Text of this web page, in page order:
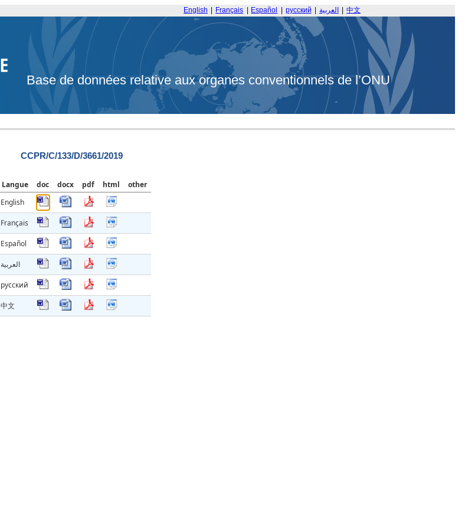
English Français Español русский العربية 中文
Base de données relative aux organes conventionnels de l’ONU
CCPR/C/133/D/3661/2019
Langue doc docx pdf html
other
English
Français
Español
العربية
русский
中文